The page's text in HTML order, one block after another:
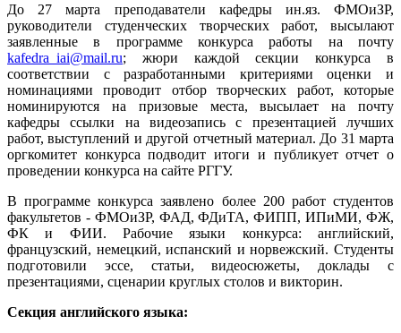
До 27 марта преподаватели кафедры ин.яз. ФМОиЗР,
руководители студенческих творческих работ, высылают
заявленные в программе конкурса работы на почту
kafedra_iai@mail.ru; жюри каждой секции конкурса в
соответствии с разработанными критериями оценки и
номинациями проводит отбор творческих работ, которые
номинируются на призовые места, высылает на почту
кафедры ссылки на видеозапись с презентацией лучших
работ, выступлений и другой отчетный материал. До 31 марта
оргкомитет конкурса подводит итоги и публикует отчет о
проведении конкурса на сайте РГГУ.
В программе конкурса заявлено более 200 работ студентов
факультетов - ФМОиЗР, ФАД, ФДиТА, ФИПП, ИПиМИ, ФЖ,
ФК и ФИИ. Рабочие языки конкурса: английский,
французский, немецкий, испанский и норвежский. Студенты
подготовили эссе, статьи, видеосюжеты, доклады с
презентациями, сценарии круглых столов и викторин.
Секция английского языка: